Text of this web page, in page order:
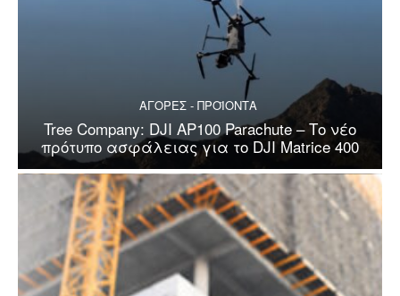
ΑΓΟΡΕΣ - ΠΡΟΪΟΝΤΑ
Tree Company: DJI AP100 Parachute – Το νέο
πρότυπο ασφάλειας για το DJI Matrice 400